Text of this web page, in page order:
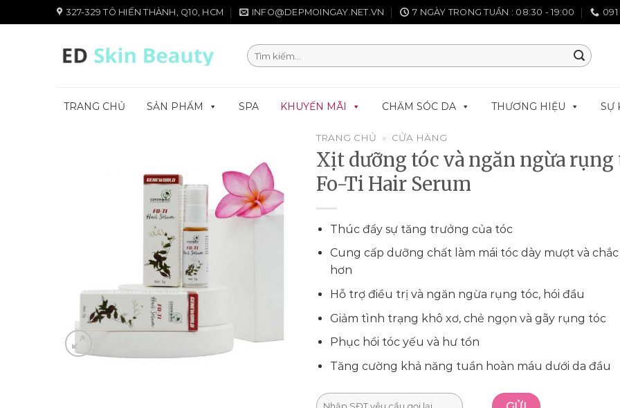
đến
327-329 TÔ HIẾN THÀNH, Q10, HCM INFO@DEPMOINGAY.NET.VN 7 NGÀY TRONG TUẦN : 08:30 - 19:00 091
Tìm
kiếm:
TRANG CHỦ SẢN PHẨM SPA KHUYẾN MÃI CHĂM SÓC DA THƯƠNG HIỆU SỰ
TRANG CHỦ » CỬA HÀNG
Xịt dưỡng tóc và ngăn ngừa rụng
Fo-Ti Hair Serum
Thúc đẩy sự tăng trưởng của tóc
Cung cấp dưỡng chất làm mái tóc dày mượt và
hơn
Hỗ trợ điều trị và ngăn ngừa rụng tóc, hói đầu
Giảm tình trạng khô xơ, chẻ ngọn và gãy rụng tóc
Phục hồi tóc yếu và hư tổn
Tăng cường khả năng tuần hoàn máu dưới da đầu